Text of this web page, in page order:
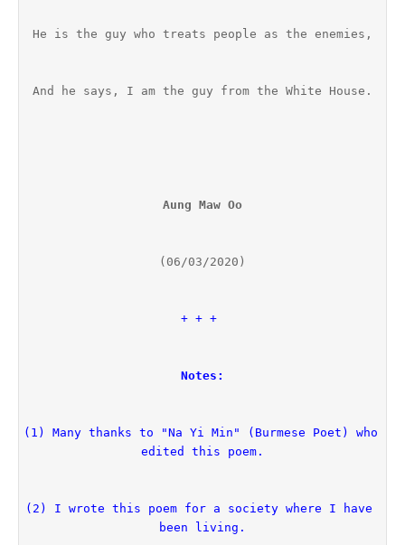
He is the guy who treats people as the enemies,
And he says, I am the guy from the White House.
Aung Maw Oo
(06/03/2020)
+ + +
Notes:
(1) Many thanks to "Na Yi Min" (Burmese Poet) who
edited this poem.
(2) I wrote this poem for a society where I have
been living.